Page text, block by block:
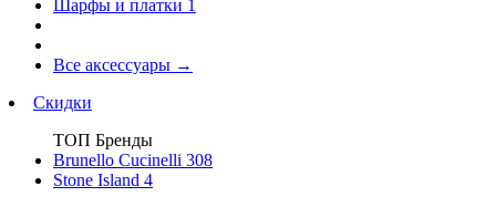
Шарфы и платки 1
Все аксессуары →
Скидки
ТОП Бренды
Brunello Cucinelli 308
Stone Island 4